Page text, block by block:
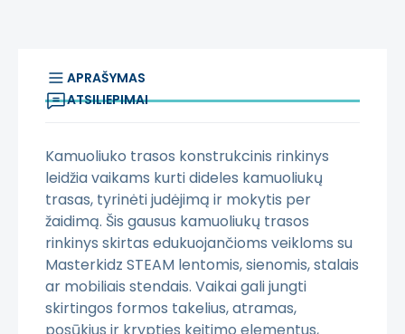
APRAŠYMAS
ATSILIEPIMAI
Kamuoliuko trasos konstrukcinis rinkinys
leidžia vaikams kurti dideles kamuoliukų
trasas, tyrinėti judėjimą ir mokytis per
žaidimą. Šis gausus kamuoliukų trasos
rinkinys skirtas edukuojančioms veikloms su
Masterkidz STEAM lentomis, sienomis, stalais
ar mobiliais stendais. Vaikai gali jungti
skirtingos formos takelius, atramas,